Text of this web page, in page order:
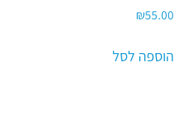
₪55.00
הוספה לסל